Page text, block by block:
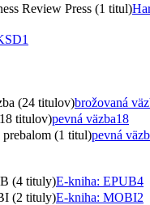
Review Press (1 titul)
1
(24 titulov)brožovaná
titulov)pevná väzba18
prebalom (1 titul)pevná
(4 tituly)E-kniha: EPUB4
(2 tituly)E-kniha: MOBI2